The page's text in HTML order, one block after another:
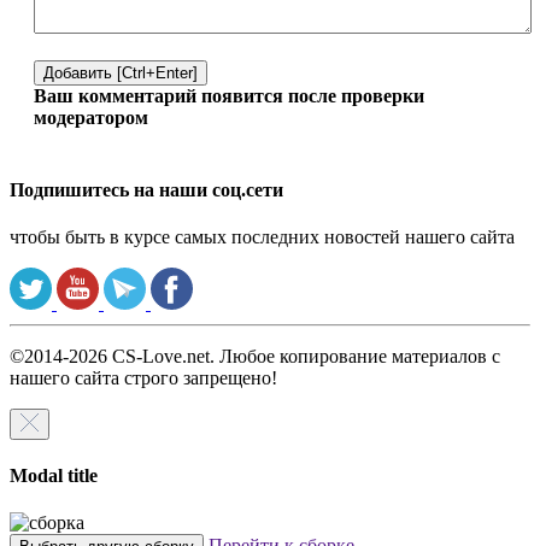
Добавить [Ctrl+Enter]
Ваш комментарий появится после проверки
модератором
Подпишитесь на наши соц.сети
чтобы быть в курсе самых последних новостей нашего сайта
©2014-2026 CS-Love.net. Любое копирование материалов с
нашего сайта строго запрещено!
Modal title